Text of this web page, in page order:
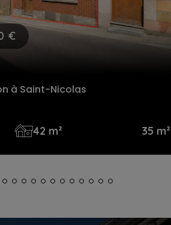
€
à Saint-Nicolas
42 m² 35 m²